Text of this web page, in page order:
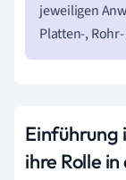
jeweiligen
Platten-,
Einführung
ihre Rolle